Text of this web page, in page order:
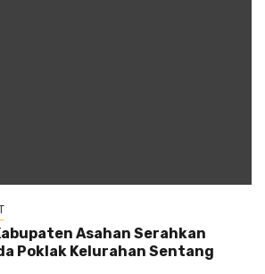
Asahan Serahkan
Poklak Kelurahan Sentang